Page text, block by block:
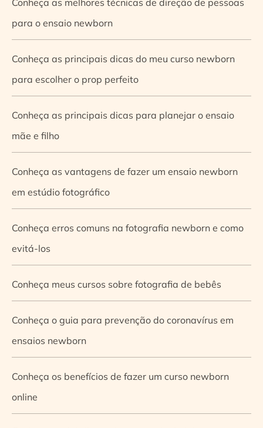
para o ensaio newborn
Conheça as principais dicas do meu curso newborn
para escolher o prop perfeito
Conheça as principais dicas para planejar o ensaio
mãe e filho
Conheça as vantagens de fazer um ensaio newborn
em estúdio fotográfico
Conheça erros comuns na fotografia newborn e como
evitá-los
Conheça meus cursos sobre fotografia de bebês
Conheça o guia para prevenção do coronavírus em
ensaios newborn
Conheça os benefícios de fazer um curso newborn
online